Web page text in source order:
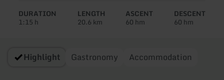
tour:
DURATION
1:15 h
LENGTH
20.6 km
ASCENT
60 hm
DESCENT
60 hm
Highlight Gastronomy Accommodation